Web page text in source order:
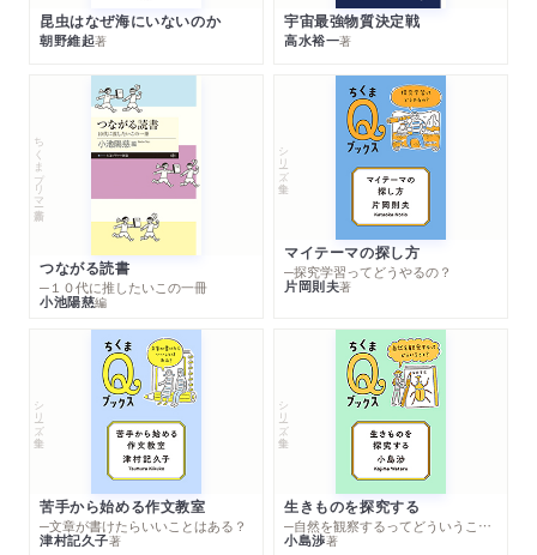
昆虫はなぜ海にいないのか
朝野維起著
宇宙最強物質決定戦
高水裕一著
ちくまプリマー新書
つながる読書
─１０代に推したいこの一冊
小池陽慈編
シリーズ・全集
マイテーマの探し方
─探究学習ってどうやるの？
片岡則夫著
シリーズ・全集
苦手から始める作文教室
─文章が書けたらいいことはある？
津村記久子著
シリーズ・全集
生きものを探究する
─自然を観察するってどういうこと？
小島渉著